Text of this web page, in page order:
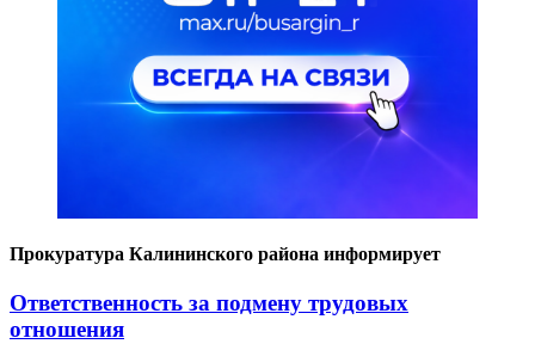
Прокуратура Калининского района информирует
Ответственность за подмену трудовых
отношения